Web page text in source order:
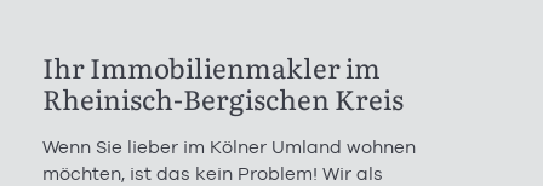
Ihr Immobilienmakler im
Rheinisch-Bergischen Kreis
Wenn Sie lieber im Kölner Umland wohnen
möchten, ist das kein Problem! Wir als